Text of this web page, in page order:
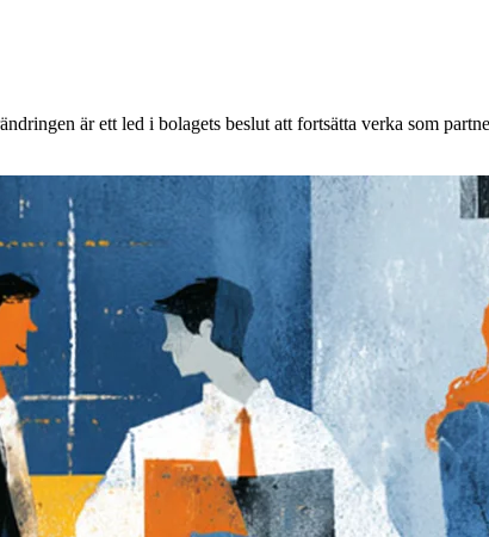
är ett led i bolagets beslut att fortsätta verka som